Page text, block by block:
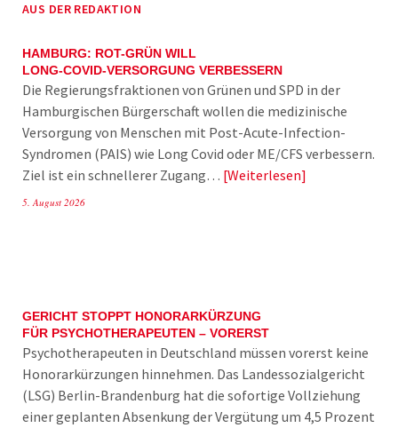
AUS DER REDAKTION
HAMBURG: ROT-GRÜN WILL
LONG-COVID-VERSORGUNG VERBESSERN
Die Regierungsfraktionen von Grünen und SPD in der
Hamburgischen Bürgerschaft wollen die medizinische
Versorgung von Menschen mit Post-Acute-Infection-
Syndromen (PAIS) wie Long Covid oder ME/CFS verbessern.
Ziel ist ein schnellerer Zugang… Weiterlesen
5. August 2026
GERICHT STOPPT HONORARKÜRZUNG
FÜR PSYCHOTHERAPEUTEN – VORERST
Psychotherapeuten in Deutschland müssen vorerst keine
Honorarkürzungen hinnehmen. Das Landessozialgericht
(LSG) Berlin-Brandenburg hat die sofortige Vollziehung
einer geplanten Absenkung der Vergütung um 4,5 Prozent